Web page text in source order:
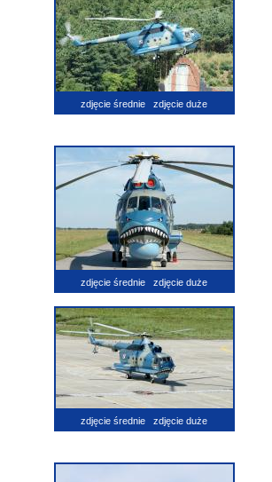
zdjęcie średnie zdjęcie duże
zdjęcie średnie zdjęcie duże
zdjęcie średnie zdjęcie duże